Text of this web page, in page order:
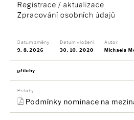
Registrace / aktualizace
Zpracování osobních údajů
Datum změny
9. 8. 2026
Datum vložení
30. 10. 2020
Autor
Michaela
přílohy
Přílohy
Podmínky nominace na mezinárodní